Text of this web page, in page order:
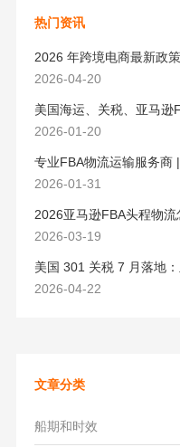
热门资讯
2026-04-20
2026-01-20
2026-01-31
2026-03-19
2026-04-22
文章分类
船期和时效